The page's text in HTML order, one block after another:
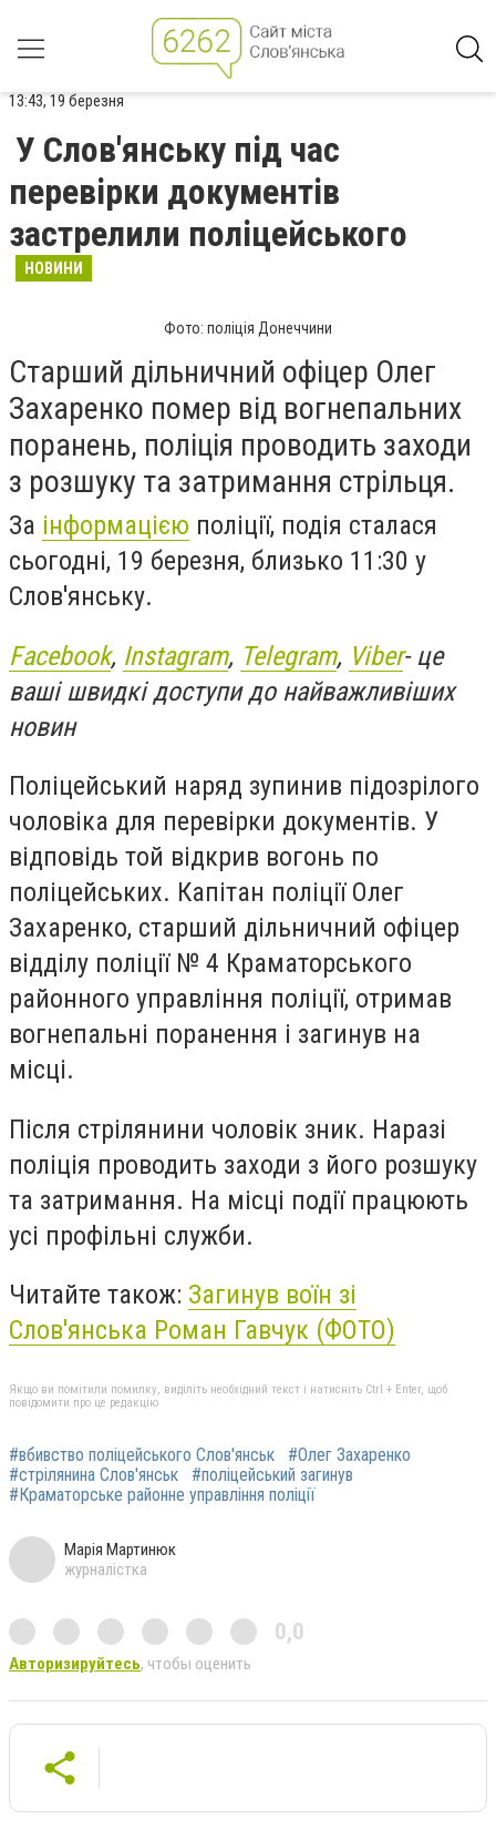
13:43, 19 березня
У Слов'янську під час
перевірки документів
застрелили поліцейського
НОВИНИ
Фото: поліція Донеччини
Старший дільничний офіцер Олег
Захаренко помер від вогнепальних
поранень, поліція проводить заходи
з розшуку та затримання стрільця.
За інформацією поліції, подія сталася
сьогодні, 19 березня, близько 11:30 у
Слов'янську.
Facebook, Instagram, Telegram, Viber- це
ваші швидкі доступи до найважливіших
новин
Поліцейський наряд зупинив підозрілого
чоловіка для перевірки документів. У
відповідь той відкрив вогонь по
поліцейських. Капітан поліції Олег
Захаренко, старший дільничний офіцер
відділу поліції № 4 Краматорського
районного управління поліції, отримав
вогнепальні поранення і загинув на
місці.
Після стрілянини чоловік зник. Наразі
поліція проводить заходи з його розшуку
та затримання. На місці події працюють
усі профільні служби.
Читайте також: Загинув воїн зі
Слов'янська Роман Гавчук (ФОТО)
Якщо ви помітили помилку, виділіть необхідний текст і натисніть Ctrl + Enter, щоб
повідомити про це редакцію
#вбивство поліцейського Слов'янськ
#Олег Захаренко
#стрілянина Слов'янськ
#поліцейський загинув
#Краматорське районне управління поліції
Марія Мартинюк
журналістка
0,0
Авторизируйтесь, чтобы оценить